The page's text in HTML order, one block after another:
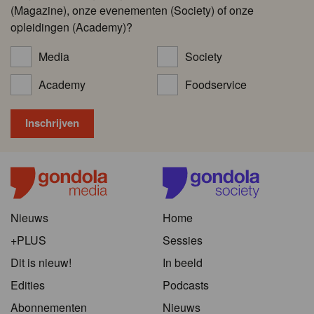
(Magazine), onze evenementen (Society) of onze
opleidingen (Academy)?
Media
Society
Academy
Foodservice
Nieuws
+PLUS
Dit is nieuw!
Edities
Abonnementen
Home
Sessies
In beeld
Podcasts
Nieuws